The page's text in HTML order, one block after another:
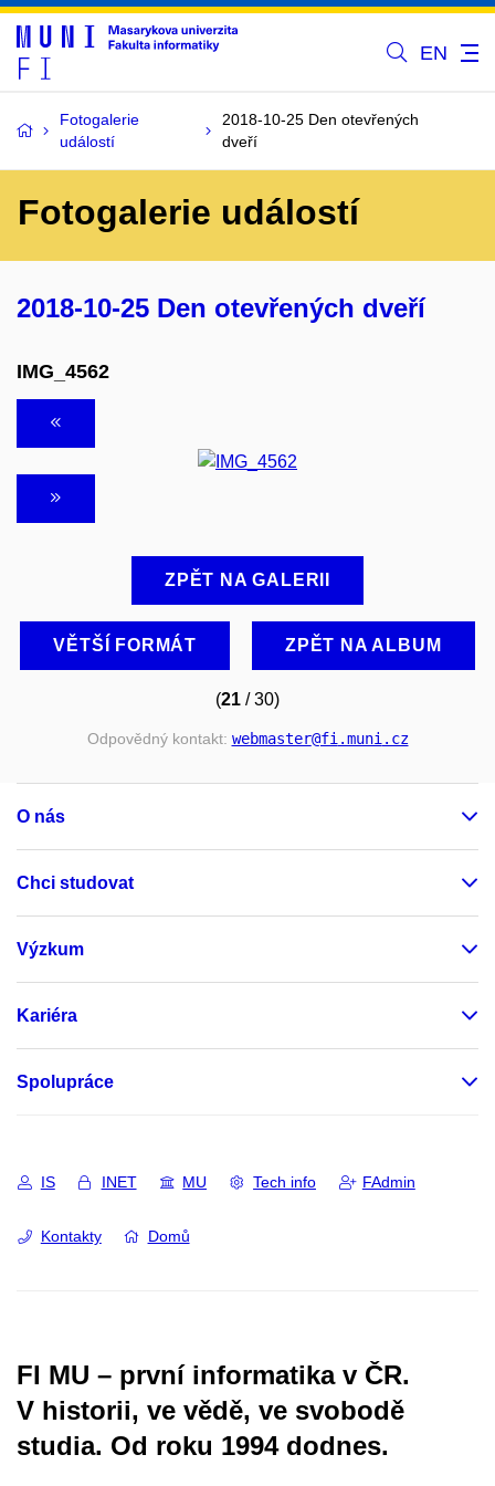
EN
Fotogalerie
událostí
2018-10-25 Den otevřených
dveří
Fotogalerie událostí
2018-10-25 Den otevřených dveří
IMG_4562
ZPĚT NA GALERII
VĚTŠÍ FORMÁT ZPĚT NA ALBUM
(21 / 30)
Odpovědný kontakt: webmaster@fi.muni.cz
O nás
Chci studovat
Výzkum
Kariéra
Spolupráce
IS INET MU Tech info FAdmin
Kontakty Domů
FI MU – první informatika v ČR.
V historii, ve vědě, ve svobodě
studia. Od roku 1994 dodnes.